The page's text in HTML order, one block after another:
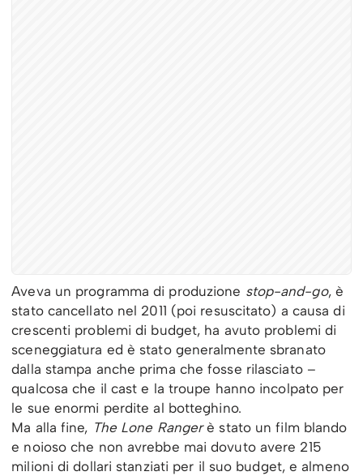
Aveva un programma di produzione stop-and-go, è
stato cancellato nel 2011 (poi resuscitato) a causa di
crescenti problemi di budget, ha avuto problemi di
sceneggiatura ed è stato generalmente sbranato
dalla stampa anche prima che fosse rilasciato –
qualcosa che il cast e la troupe hanno incolpato per
le sue enormi perdite al botteghino.
Ma alla fine, The Lone Rangerè stato un film blando
e noioso che non avrebbe mai dovuto avere 215
milioni di dollari stanziati per il suo budget, e almeno